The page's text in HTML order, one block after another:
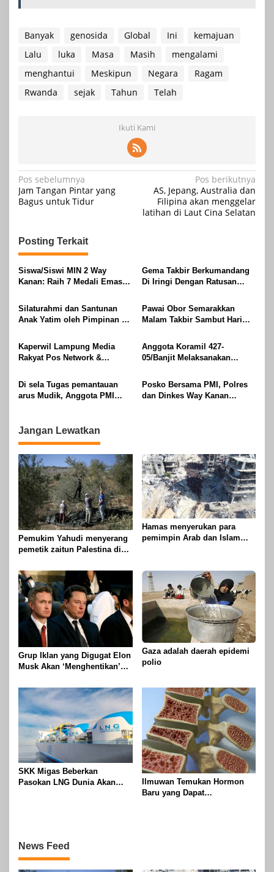
Banyak genosida Global Ini
kemajuan
Lalu
luka Masa Masih
mengalami
menghantui
Meskipun Negara
Ragam
Rwanda
sejak Tahun Telah
Ikuti Kami
Navigasi
pos
Pos sebelumnya
Jam Tangan Pintar yang
Bagus untuk Tidur
Pos berikutnya
AS, Jepang, Australia dan
Filipina akan menggelar
latihan di Laut Cina Selatan
Posting Terkait
Siswa/Siswi MIN 2 Way
Kanan: Raih 7 Medali Emas
Gubernur Lampung Cup 2
Taekwondo Championship
Gema Takbir Berkumandang
Di Iringi Dengan Ratusan
Rayakan Kemenangan Idul
Fitri 1447 H
Silaturahmi dan Santunan
Anak Yatim oleh Pimpinan PT
Idul Fitri di Way Kanan
Pawai Obor Semarakkan
Malam Takbir Sambut Hari
M, Di Kampung Simpang
Asam, Kecamatan Banjit
Kaperwil Lampung Media
Rakyat Pos Network &
Network,Tergabung Di Forum
DPC KWRI, Way Kanan :
Mengucapkan Selamat Hari
Anggota Koramil 427-
05/Banjit Melaksanakan
ogoh Di Wilayah Bali Sadhar,
Kecamatan Banjit
Di sela Tugas pemantauan
arus Mudik, Anggota PMI
Demi Selamatkan Nyawa
Bocah 7 Tahun
Posko Bersama PMI, Polres
dan Dinkes Way Kanan
Jangan Lewatkan
Pemukim Yahudi menyerang
pemetik zaitun Palestina di
Hamas menyerukan para
pemimpin Arab dan Islam
genosida di Gaza
Grup Iklan yang Digugat Elon
Musk Akan ‘Menghentikan’
Gaza adalah daerah epidemi
polio
SKK Migas Beberkan
Pasokan LNG Dunia Akan
Ilmuwan Temukan Hormon
Baru yang Dapat
News Feed